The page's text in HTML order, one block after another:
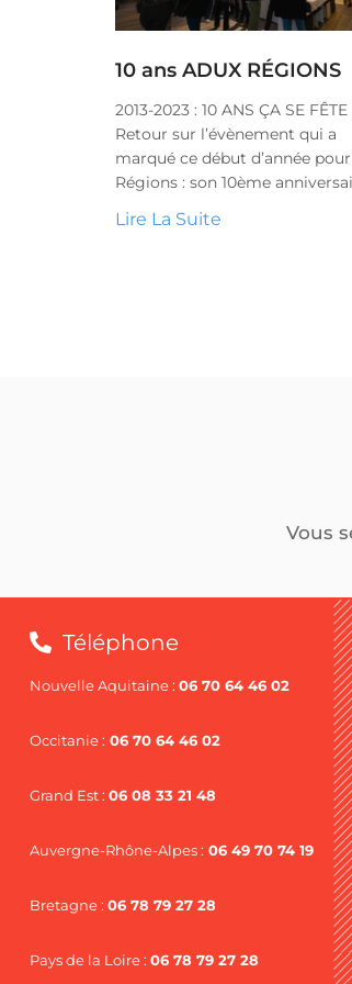
10 ans ADUX RÉGIONS
2013-2023 : 10 ANS ÇA SE FÊTE
Retour sur l’évènement qui a
marqué ce début d’année
Régions : son 10ème
Lire La Suite
Vous
Téléphone
Nouvelle Aquitaine : 06 70 64 46 02
Occitanie : 06 70 64 46 02
Grand Est : 06 08 33 21 48
Auvergne-Rhône-Alpes : 06 49 70 74 19
Bretagne : 06 78 79 27 28
Pays de la Loire : 06 78 79 27 28